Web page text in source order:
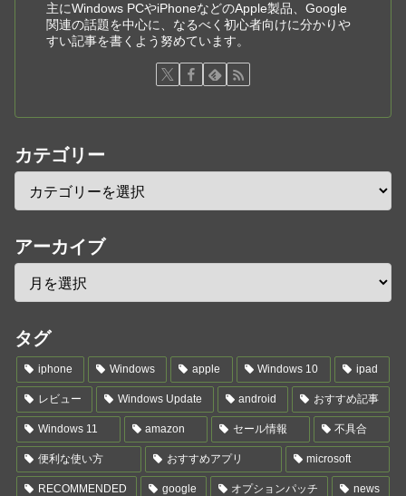
主にWindows PCやiPhoneなどのApple製品、Google
関連の話題を中心に、なるべく初心者向けに分かりや
すい記事を書くよう努めています。
カテゴリー
アーカイブ
タグ
iphone Windows apple Windows 10 ipad
レビュー Windows Update android おすすめ記事
Windows 11 amazon セール情報 不具合
便利な使い方 おすすめアプリ microsoft
RECOMMENDED google オプションパッチ news